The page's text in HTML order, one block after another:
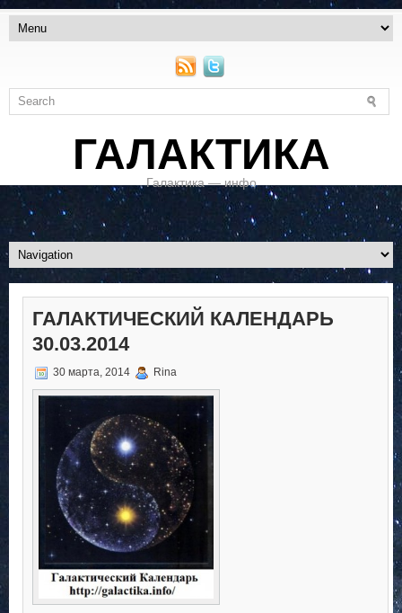
ГАЛАКТИКА
Галактика — инфо
ГАЛАКТИЧЕСКИЙ КАЛЕНДАРЬ
30.03.2014
30 марта, 2014 Rina